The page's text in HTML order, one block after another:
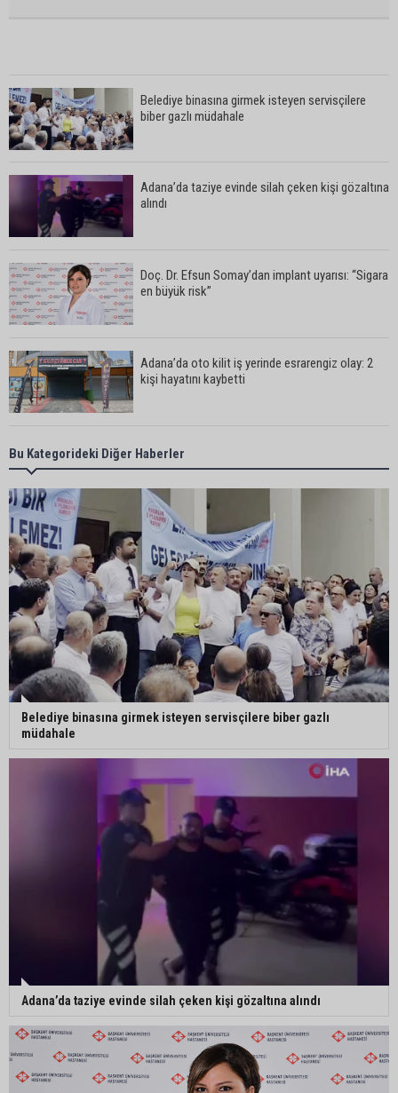
Belediye binasına girmek isteyen servisçilere
biber gazlı müdahale
Adana’da taziye evinde silah çeken kişi gözaltına
alındı
Doç. Dr. Efsun Somay’dan implant uyarısı: “Sigara
en büyük risk”
Adana’da oto kilit iş yerinde esrarengiz olay: 2
kişi hayatını kaybetti
CHP Adana Milletvekili Dr. Müzeyyen Şevkin:
“Akdeniz bir atık deposuna dönüşmemeli”
Adana’da aile içi arsa krizi: 95 yaşındaki kadının
miras arsası satıldı, 17 milyonun 13 milyonu
harcandı
Uluslararası Adana Altın Koza Film Festivali’nde
Orhan Kemal Emek Ödülleri’nin sahipleri belli oldu
Adana’da trafikte testereyle saldırı iddiası:
Adana’da internet kablosu hırsızlığı kamerada:
Mahallenin bir bölümünde internet erişimi kesildi
Mimarlar Odası’ndan Adana Askeri Hastanesi
için tescil çağrısı: “Satılmamalı, amaç dışı
kullanılmamalı”
Bu Kategorideki Diğer Haberler
Belediye binasına girmek isteyen servisçilere biber gazlı
müdahale
Adana’da taziye evinde silah çeken kişi gözaltına alındı